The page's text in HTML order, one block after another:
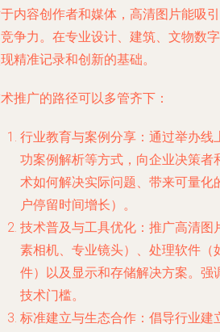
内容创作者和媒体，高清图片能吸
争力。在专业设计、建筑、文物数
精准记录和创新的基础。
推广的路径可以多管齐下：
行业教育与案例分享 ：通过举办
功案例解析等方式，向企业决策者
术如何解决实际问题、带来可量化
户停留时间增长）。
技术普及与工具优化 ：推广高清
素相机、专业镜头）、处理软件（
件）以及显示和存储解决方案。强
技术门槛。
标准建立与生态合作 ：倡导行业